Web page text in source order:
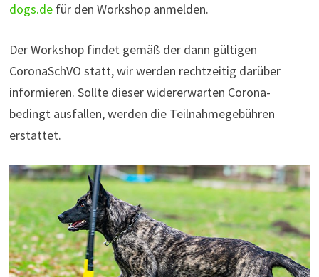
dogs.defür den Workshop anmelden.
Der Workshop findet gemäß der dann gültigen
CoronaSchVO statt, wir werden rechtzeitig darüber
informieren. Sollte dieser widererwarten Corona-
bedingt ausfallen, werden die Teilnahmegebühren
erstattet.